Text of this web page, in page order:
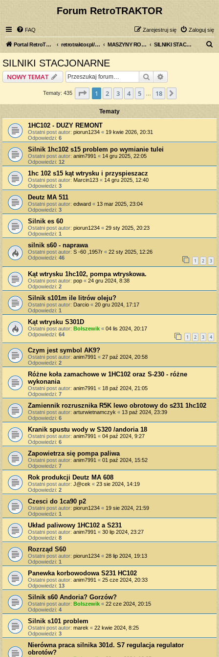
Forum RetroTRAKTOR
FAQ Zaloguj się
Zarejestruj się
Portal RetroTRAKTOR.pl retrotraktor.pl/forum MASZYNY ROLNICZE SILNIKI STACJONARNE
SILNIKI STACJONARNE
NOWY TEMAT Szukaj
Tematy: 435 Strona1 z18
1 2 3 4 5 18
Tematy
1HC102 - DUZY REMONT
Ostatni post autor: piorun1234 « 19 kwie 2026, 20:31
Odpowiedzi: 6
Silnik 1hc102 s15 problem po wymianie tulei
Ostatni post autor: anim7991 « 14 gru 2025, 22:05
Odpowiedzi: 12
1hc 102 s15 kąt wtrysku i przyspieszacz
Ostatni post autor: Marcin123 « 14 gru 2025, 12:40
Odpowiedzi: 3
Deutz MA 511
Ostatni post autor: edward « 13 mar 2025, 23:04
Odpowiedzi: 3
Silnik es 60
Ostatni post autor: piorun1234 « 29 sty 2025, 20:23
Odpowiedzi: 1
silnik s60 - naprawa
Ostatni post autor: S -60 ,1957r « 22 sty 2025, 12:26
Odpowiedzi: 46 1 2 3
Kąt wtrysku 1hc102, pompa wtryskowa.
Ostatni post autor: pop « 24 gru 2024, 8:38
Odpowiedzi: 2
Silnik s101m ile litrów oleju?
Ostatni post autor: Darcio « 20 gru 2024, 17:17
Odpowiedzi: 1
Kąt wtrysku S301D
Ostatni post autor: Bolszewik « 04 lis 2024, 20:17
Odpowiedzi: 64 1 2 3 4
Czym jest symbol AK9?
Ostatni post autor: anim7991 « 27 paź 2024, 20:58
Odpowiedzi: 2
Różne koła zamachowe w 1HC102 oraz S-230 - różne
wykonania
Ostatni post autor: anim7991 « 18 paź 2024, 21:05
Odpowiedzi: 7
Zamiennik rozrusznika R5K lewo obrotowy do s231 1hc102
Ostatni post autor: arturwietnamczyk « 13 paź 2024, 23:39
Odpowiedzi: 6
Kranik spustu wody w S320 /andoria 18
Ostatni post autor: anim7991 « 04 paź 2024, 9:27
Odpowiedzi: 6
Zapowietrza się pompa paliwa
Ostatni post autor: anim7991 « 01 paź 2024, 15:52
Odpowiedzi: 7
Rok produkcji Deutz MA 608
Ostatni post autor: J@cek « 23 sie 2024, 14:19
Odpowiedzi: 2
Czesci do 1ca90 p2
Ostatni post autor: piorun1234 « 19 sie 2024, 21:59
Odpowiedzi: 1
Układ paliwowy 1HC102 a S231
Ostatni post autor: anim7991 « 30 lip 2024, 23:27
Odpowiedzi: 8
Rozrząd S60
Ostatni post autor: piorun1234 « 28 lip 2024, 19:13
Odpowiedzi: 1
Panewka korbowodowa S231 HC102
Ostatni post autor: anim7991 « 25 cze 2024, 20:33
Odpowiedzi: 13
Silnik s60 Andoria? Gorzów?
Ostatni post autor: Bolszewik « 22 cze 2024, 20:15
Odpowiedzi: 4
Silnik s101 problem
Ostatni post autor: marek « 22 kwie 2024, 8:25
Odpowiedzi: 3
Nierówna praca silnika 301d. S7 regulacja regulator
obrotów?